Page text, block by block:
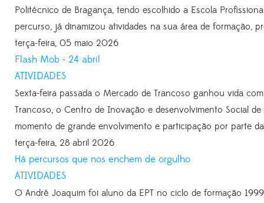
Politécnico de Bragança, tendo escolhido a Escola
percurso, já dinamizou atividades na sua área de formação,
terça-feira, 05 maio 2026
Flash Mob - 24 abril
ATIVIDADES
Sexta-feira passada o Mercado de Trancoso ganhou vida
Trancoso, o Centro de Inovação e desenvolvimento Social
momento de grande envolvimento e participação por parte
terça-feira, 28 abril 2026
Há percursos que nos enchem de orgulho
ATIVIDADES
O André Joaquim foi aluno da EPT no ciclo de formação